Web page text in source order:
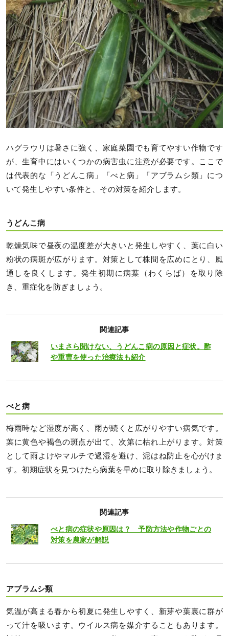
ハグラウリは暑さに強く、家庭菜園でも育てやすい作物です
が、生育中にはいくつかの病害虫に注意が必要です。ここで
は代表的な「うどんこ病」「べと病」「アブラムシ類」につ
いて発生しやすい条件と、その対策を紹介します。
うどんこ病
乾燥気味で昼夜の温度差が大きいと発生しやすく、葉に白い
粉状の病斑が広がります。対策として株間を広めにとり、風
通しを良くします。発生初期に病葉（わくらば）を取り除
き、重症化を防ぎましょう。
関連記事
いまさら聞けない、うどんこ病の原因と症状。酢
や重曹を使った治療法も紹介
べと病
梅雨時など湿度が高く、雨が続くと広がりやすい病気です。
葉に黄色や褐色の斑点が出て、次第に枯れ上がります。対策
として雨よけやマルチで過湿を避け、泥はね防止を心がけま
す。初期症状を見つけたら病葉を早めに取り除きましょう。
関連記事
べと病の症状や原因は？ 予防方法や作物ごとの
対策を農家が解説
アブラムシ類
気温が高まる春から初夏に発生しやすく、新芽や葉裏に群が
って汁を吸います。ウイルス病を媒介することもあります。